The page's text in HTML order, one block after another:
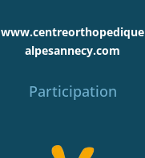
www.centreorthopedique
alpesannecy.com
Participation